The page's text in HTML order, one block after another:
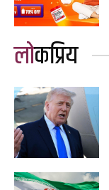
लोकप्रिय